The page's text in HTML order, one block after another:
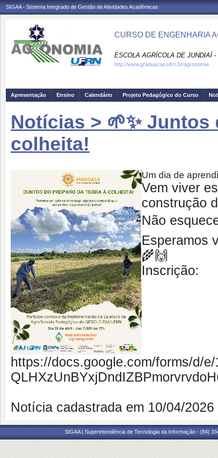
SIGAA - Sistema Integrado de Gestão de Atividades Acadêmicas
CURSO DE ENGENHARIA
ESCOLA AGRÍCOLA DE JUNDIAÍ -
http://www.graduacao.ufrn.br/agronomia
Apresentação Ensino Calendário Projeto Pedagógico do Curso
Notícias > 🌱✨
colheita!
Um dia de
Vem viver
construção
Não
Esperamos
🌾🙌
Inscrição:
https://docs.google.com/forms/d/
Notícia cadastrada em 10/04/
SIGAA | Superintendência de Tecnologia da Informação - (84)